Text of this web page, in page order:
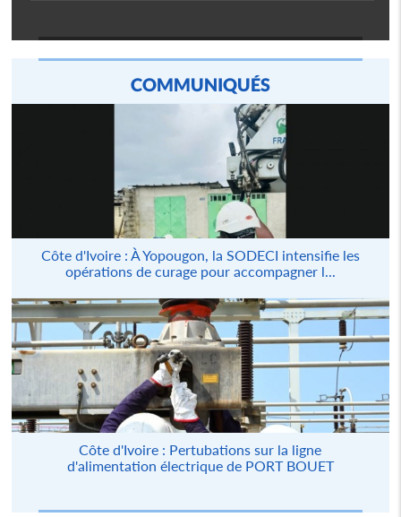
COMMUNIQUÉS
Côte d'Ivoire : À Yopougon, la SODECI intensifie les
opérations de curage pour accompagner l...
Côte d'Ivoire : Pertubations sur la ligne
d'alimentation électrique de PORT BOUET